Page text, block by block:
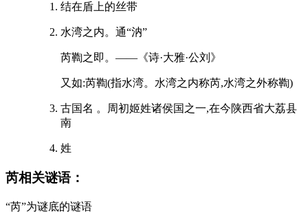
结在盾上的丝带
水湾之内。通“汭”
芮鞫之即。——《诗·大雅·公刘》
又如:芮鞫(指水湾。水湾之内称芮,水湾之外称鞫)
古国名 。周初姬姓诸侯国之一,在今陕西省大荔县
南
姓
芮相关谜语：
“芮”为谜底的谜语